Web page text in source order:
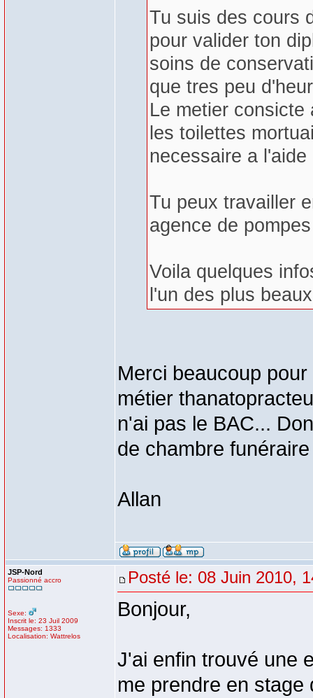
Tu suis des cours
pour valider ton
soins de
que tres peu
Le metier
les toilettes
necessaire a
Tu peux travailler
agence de
Voila quelques
l'un des plus
Merci beaucoup
métier
n'ai pas le BAC...
de chambre
Allan
JSP-Nord
Passionné accro
Sexe:
Inscrit le: 23 Juil 2009
Messages: 1333
Localisation: Wattrelos
Posté le: 08 Juin 2010,
Bonjour,
J'ai enfin trouvé une
me prendre en